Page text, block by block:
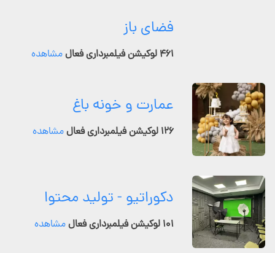
فضای باز
۴۶۱ لوکیشن فیلمبرداری فعال مشاهده
عمارت و خونه باغ
۱۲۶ لوکیشن فیلمبرداری فعال مشاهده
دکوراتیو - تولید محتوا
۱۰۱ لوکیشن فیلمبرداری فعال مشاهده